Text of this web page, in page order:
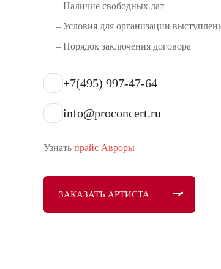
– Наличие свободных дат
– Условия для организации
– Порядок заключения договора
+7(495) 997-47-64
info@proconcert.ru
Узнатьпрайс Авроры
ЗАКАЗАТЬ АРТИСТА